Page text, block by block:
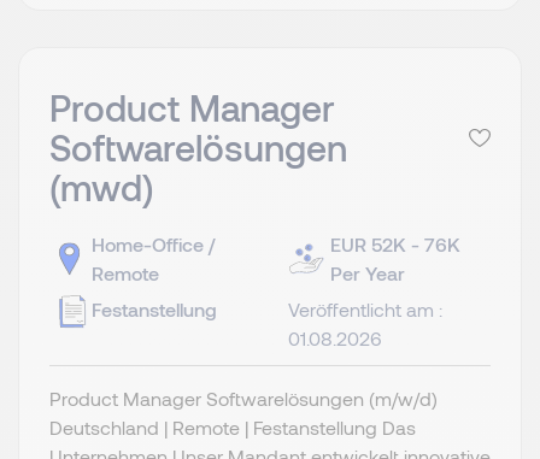
Product Manager
Softwarelösungen
(mwd)
Home-Office /
Remote
Festanstellung
EUR 52K - 76K
Per Year
Veröffentlicht am :
01.08.2026
Product Manager Softwarelösungen (m/w/d)
Deutschland | Remote | Festanstellung Das